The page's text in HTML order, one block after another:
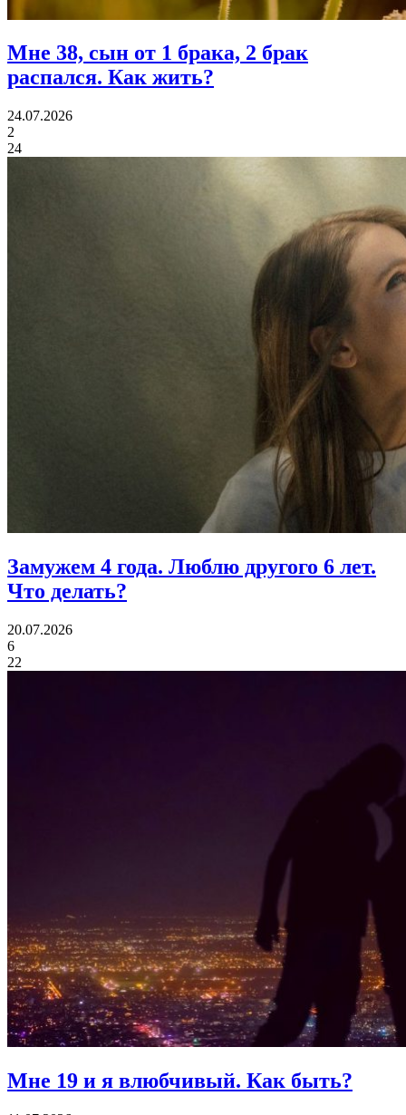
Мне 38, сын от 1 брака, 2 брак
распался. Как жить?
24.07.2026
2
24
Замужем 4 года. Люблю другого 6 лет.
Что делать?
20.07.2026
6
22
Мне 19 и я влюбчивый. Как быть?